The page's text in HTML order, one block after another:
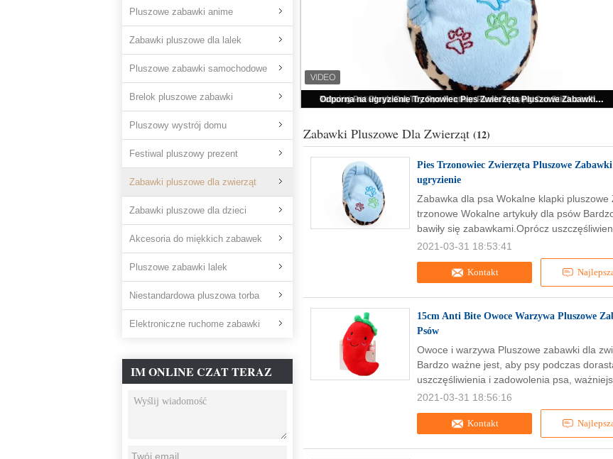
Pluszowe zabawki anime
Zabawki pluszowe dla lalek
Pluszowe zabawki samochodowe
Brelok pluszowe zabawki
Pluszowy wystrój domu
Festiwal pluszowy prezent
Zabawki pluszowe dla zwierząt
Zabawki pluszowe dla dzieci
Akcesoria do miękkich zabawek
Pluszowe zabawki lalek
Niestandardowa pluszowa torba
Elektroniczne ruchome zabawki
IM ONLINE CZAT TERAZ
Pies Trzonowiec Zwierzęta Pluszowe Zabawki Wokalne Pluszowe Kapcie Odporne na ugryzienie
Zabawki Pluszowe Dla Zwierząt (12)
Pies Trzonowiec Zwierzęta Pluszowe
ugryzienie
Kontakt
Zabawka dla psa Wokalne klapki
trzonowe Wokalne artykuły dla psów
bawiły się zabawkami.Oprócz
2021-03-31 18:53:41
15cm Anti Bite Owoce Warzywa Pluszowe
Psów
Kontakt
Owoce i warzywa Pluszowe zabawki dla
Bardzo ważne jest, aby psy podczas
uszczęśliwienia i zadowolenia psa,
2021-03-31 18:56:16